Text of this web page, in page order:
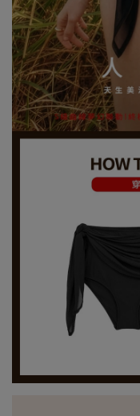
試穿報告：模特兒穿著S號